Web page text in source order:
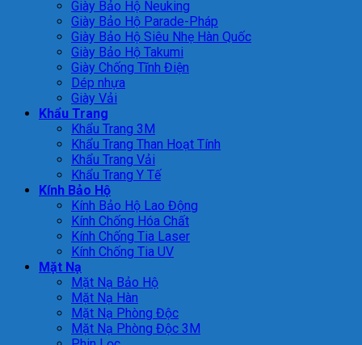
Giày Bảo Hộ Neuking
Giày Bảo Hộ Parade-Pháp
Giày Bảo Hộ Siêu Nhẹ Hàn Quốc
Giày Bảo Hộ Takumi
Giày Chống Tĩnh Điện
Dép nhựa
Giày Vải
Khẩu Trang
Khẩu Trang 3M
Khẩu Trang Than Hoạt Tính
Khẩu Trang Vải
Khẩu Trang Y Tế
Kính Bảo Hộ
Kính Bảo Hộ Lao Động
Kính Chống Hóa Chất
Kính Chống Tia Laser
Kính Chống Tia UV
Mặt Nạ
Mặt Nạ Bảo Hộ
Mặt Nạ Hàn
Mặt Nạ Phòng Độc
Mặt Nạ Phòng Độc 3M